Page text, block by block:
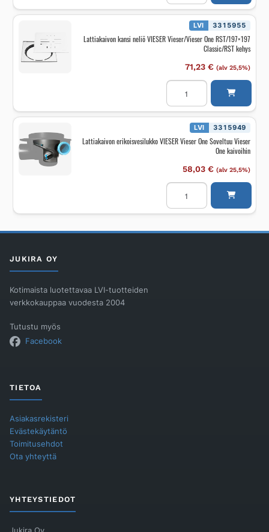
Vieser/Vieser
One
Pyöreä
muovikansi
150
LVI 3315955
Lattiakaivon kansi neliö VIESER Vieser/Vieser One RST/197×197
Classic/RST kehys
71,23 € (alv 25,5%)
Lattiakaivon
kansi
VIESER
Vieser/Vieser
RST/197x197
Classic/RST
LVI 3315949
Lattiakaivon erikoisvesilukko VIESER Vieser One Soveltuu Vieser
One kaivoihin
58,03 € (alv 25,5%)
Lattiakaivon
erikoisvesilukko
VIESER
Vieser
Vieser
JUKIRA OY
Kotimaista luotettavaa LVI-tuotteiden
verkkokauppaa vuodesta 2004
Tutustu myös
Facebook
TIETOA
Asiakasrekisteri
Evästekäytäntö
Toimitusehdot
Ota yhteyttä
YHTEYSTIEDOT